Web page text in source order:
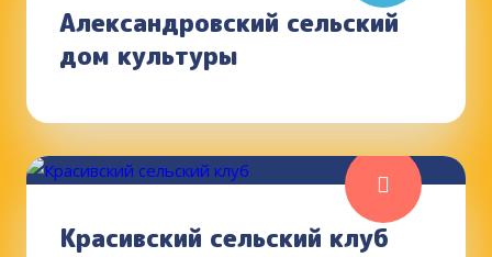
Александровский сельский
дом культуры
Красивский сельский клуб